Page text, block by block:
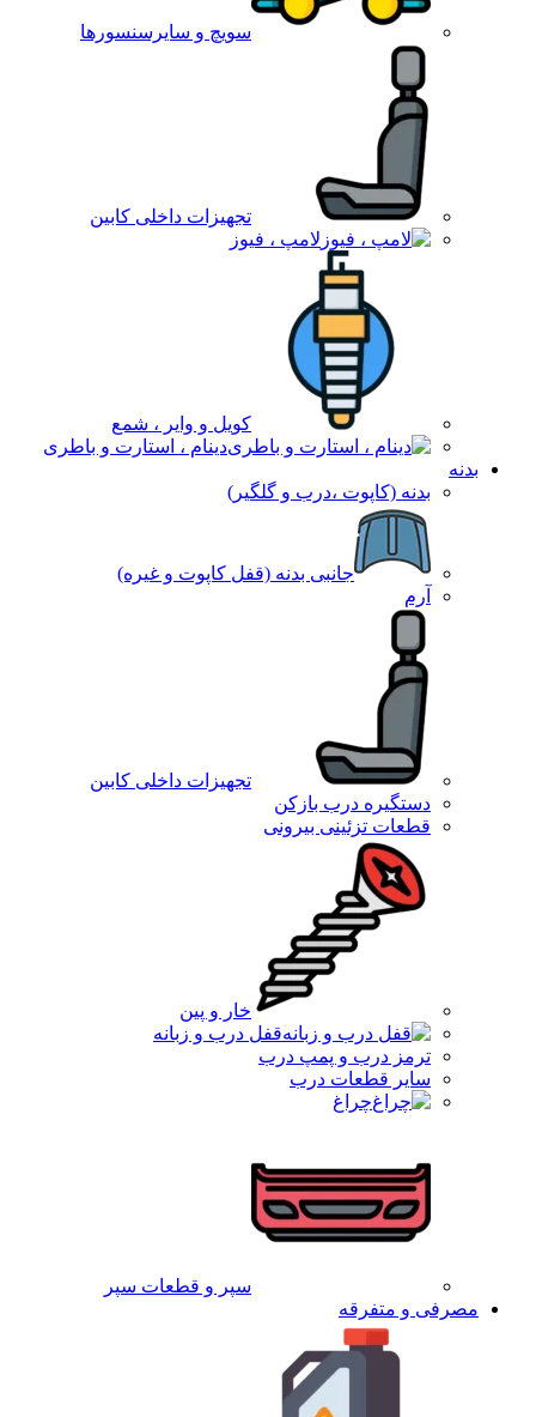
سویچ و سایرسنسورها
تجهیزات داخلی کابین
لامپ ، فیوز
کویل و وایر ، شمع
دینام ، استارت و باطری
بدنه
بدنه (کاپوت ،درب و گلگیر)
جانبی بدنه (قفل کاپوت و غیره)
آرم
تجهیزات داخلی کابین
دستگیره درب بازکن
قطعات تزئینی بیرونی
خار و پین
قفل درب و زبانه
ترمز درب و پمپ درب
سایر قطعات درب
چراغ
سپر و قطعات سپر
مصرفی و متفرقه